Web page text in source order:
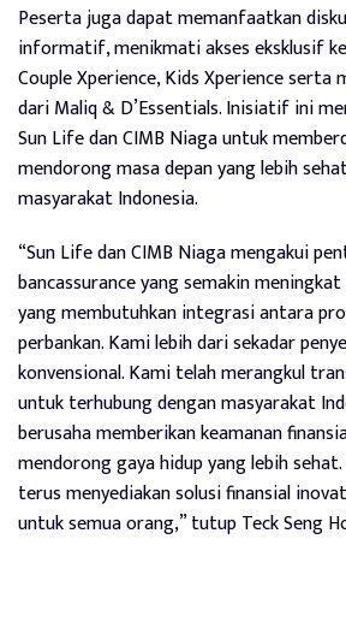
Peserta juga dapat memanfaatkan
informatif, menikmati akses eksklusif
Couple Xperience, Kids Xperience serta
dari Maliq & D’Essentials. Inisiatif ini
Sun Life dan CIMB Niaga untuk
mendorong masa depan yang lebih
masyarakat Indonesia.
“Sun Life dan CIMB Niaga mengakui
bancassurance yang semakin
yang membutuhkan integrasi antara
perbankan. Kami lebih dari sekadar
konvensional. Kami telah merangkul
untuk terhubung dengan masyarakat
berusaha memberikan keamanan
mendorong gaya hidup yang lebih
terus menyediakan solusi finansial
untuk semua orang,” tutup Teck Seng